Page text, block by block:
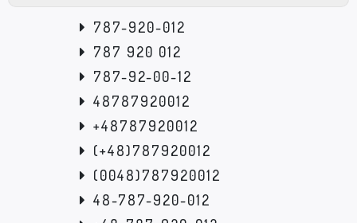
787-920-012
787 920 012
787-92-00-12
48787920012
+48787920012
(+48)787920012
(0048)787920012
48-787-920-012